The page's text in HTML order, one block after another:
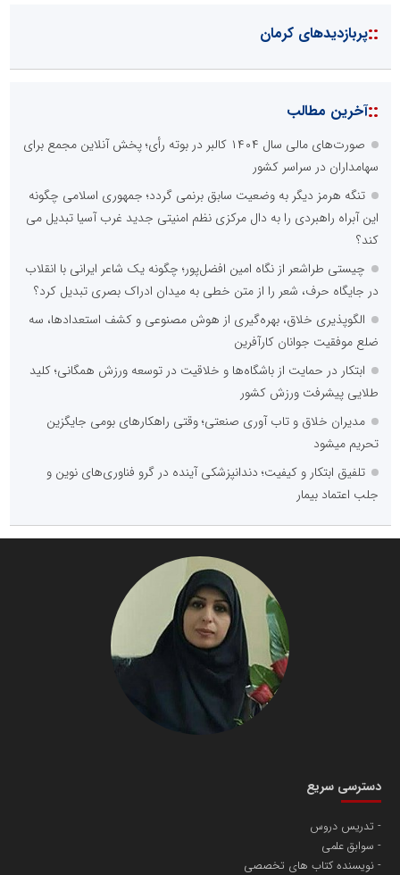
::پربازدیدهای کرمان
::آخرین مطالب
صورت‌های مالی سال ۱۴۰۴ کالبر در بوته رأی؛ پخش آنلاین مجمع برای
سهامداران در سراسر کشور
تنگه هرمز دیگر به وضعیت سابق برنمی گردد؛ جمهوری اسلامی چگونه
این آبراه راهبردی را به دال مرکزی نظم امنیتی جدید غرب آسیا تبدیل می
کند؟
چیستی طراشعر از نگاه امین افضل‌پور؛ چگونه یک شاعر ایرانی با انقلاب
در جایگاه حرف، شعر را از متن خطی به میدان ادراک بصری تبدیل کرد؟
الگوپذیری خلاق، بهره‌گیری از هوش مصنوعی و کشف استعدادها، سه
ضلع موفقیت جوانان کارآفرین
ابتکار در حمایت از باشگاه‌ها و خلاقیت در توسعه ورزش همگانی؛ کلید
طلایی پیشرفت ورزش کشور
مدیران خلاق و تاب آوری صنعتی؛ وقتی راهکارهای بومی جایگزین
تحریم میشود
تلفیق ابتکار و کیفیت؛ دندانپزشکی آینده در گرو فناوری‌های نوین و
جلب اعتماد بیمار
دسترسی سریع
تدریس دروس
سوابق علمی
نویسنده کتاب های تخصصی